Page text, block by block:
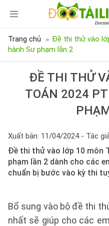
Trang chủ
Đề thi thử vào
hành Sư phạm lần 2
ĐỀ THI THỬ
TOÁN 2024
Xuất bản: 11/04/2024 - Tác
Đề thi thử vào lớp 10 môn
phạm lần 2 dành cho các
chuẩn bị bước vào kỳ thi
Bổ sung vào bộ đề thi
nhất sẽ giúp cho các